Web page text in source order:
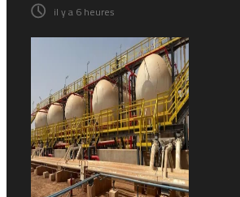
il y a 6 heures